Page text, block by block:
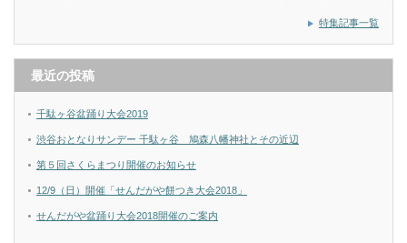
特集記事一覧
最近の投稿
千駄ヶ谷盆踊り大会2019
渋谷おとなりサンデー 千駄ヶ谷 鳩森八幡神社とその近辺
第５回さくらまつり開催のお知らせ
12/9（日）開催「せんだがや餅つき大会2018」
せんだがや盆踊り大会2018開催のご案内